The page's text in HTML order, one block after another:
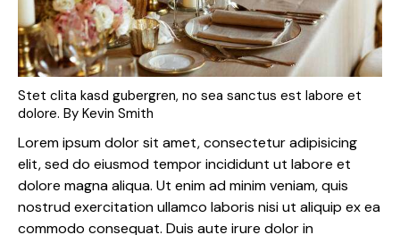
Stet clita kasd gubergren, no sea sanctus est labore et
dolore. By Kevin Smith
Lorem ipsum dolor sit amet, consectetur adipisicing
elit, sed do eiusmod tempor incididunt ut labore et
dolore magna aliqua. Ut enim ad minim veniam, quis
nostrud exercitation ullamco laboris nisi ut aliquip ex ea
commodo consequat. Duis aute irure dolor in